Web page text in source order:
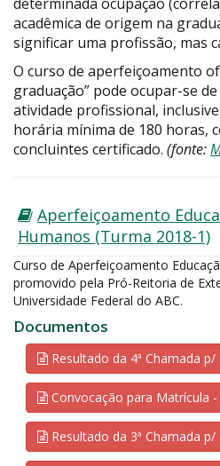
acadêmica de origem na
significar uma profissão, mas
O curso de aperfeiçoamento
graduação” pode ocupar-se
atividade profissional,
horária mínima de 180 horas,
concluintes certificado. (fonte:
Aperfeiçoamento
Humanos (Turma 2018-1)
Curso de Aperfeiçoamento
promovido pela Pró-Reitoria de
Universidade Federal do ABC.
Documentos
Resultado da 4ª Chamada
Convocação para Matrícula -
Resultado da 3ª Chamada